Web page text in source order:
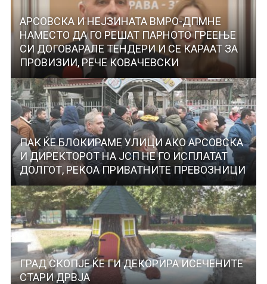
АРСОВСКА И НЕЈЗИНАТА ВМРО-ДПМНЕ
НАМЕСТО ДА ГО РЕШАТ ПАРНОТО ГРЕЕЊЕ
СИ ДОГОВАРАЛЕ ТЕНДЕРИ И СЕ КАРААТ ЗА
ПРОВИЗИИ, РЕЧЕ КОВАЧЕВСКИ
ПАК ЌЕ БЛОКИРАМЕ УЛИЦИ АКО АРСОВСКА
И ДИРЕКТОРОТ НА ЈСП НЕ ГО ИСПЛАТАТ
ДОЛГОТ, РЕКОА ПРИВАТНИТЕ ПРЕВОЗНИЦИ
ГРАД СКОПЈЕ ЌЕ ГИ ДЕКОРИРА ИСЕЧЕНИТЕ
СТАРИ ДРВЈА